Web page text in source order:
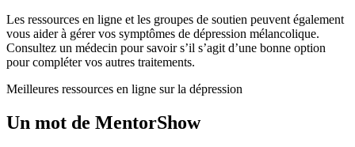
Les ressources en ligne et les groupes de soutien peuvent également
vous aider à gérer vos symptômes de dépression mélancolique.
Consultez un médecin pour savoir s’il s’agit d’une bonne option
pour compléter vos autres traitements.
Meilleures ressources en ligne sur la dépression
Un mot de MentorShow